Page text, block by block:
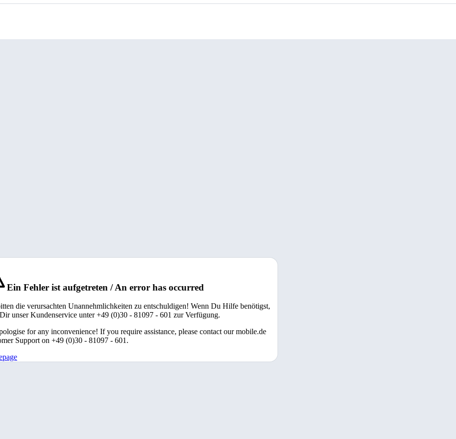
Ein Fehler ist aufgetreten / An error has occurred
die verursachten Unannehmlichkeiten zu entschuldigen! Wenn Du Hilfe benötigst,
unser Kundenservice unter +49 (0)30 - 81097 - 601 zur Verfügung.
for any inconvenience! If you require assistance, please contact our mobile.de
Support on +49 (0)30 - 81097 - 601.